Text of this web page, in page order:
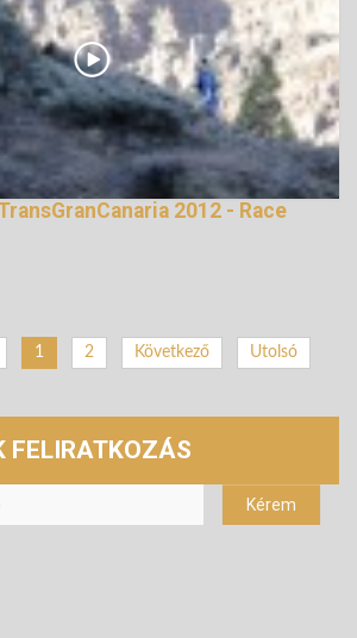
2012 - Race
1 2 Következő Utolsó
FELIRATKOZÁS